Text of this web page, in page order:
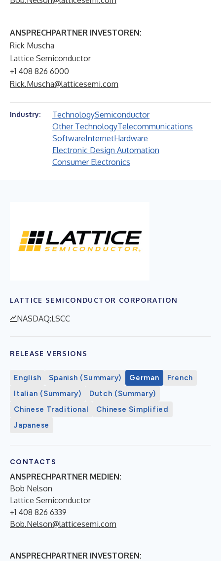
ANSPRECHPARTNER INVESTOREN:
Rick Muscha
Lattice Semiconductor
+1 408 826 6000
Rick.Muscha@latticesemi.com
Industry: TechnologySemiconductor
Other TechnologyTelecommunications
SoftwareInternetHardware
Electronic Design Automation
Consumer Electronics
LATTICE SEMICONDUCTOR CORPORATION
NASDAQ:LSCC
RELEASE VERSIONS
English Spanish (Summary) German
French
Italian (Summary)
Dutch (Summary)
Chinese Traditional
Chinese Simplified
Japanese
CONTACTS
ANSPRECHPARTNER MEDIEN:
Bob Nelson
Lattice Semiconductor
+1 408 826 6339
Bob.Nelson@latticesemi.com
ANSPRECHPARTNER INVESTOREN: